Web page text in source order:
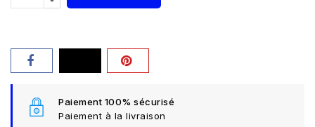
Paiement 100% sécurisé
Paiement à la livraison